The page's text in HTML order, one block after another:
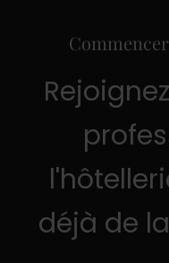
déjà de